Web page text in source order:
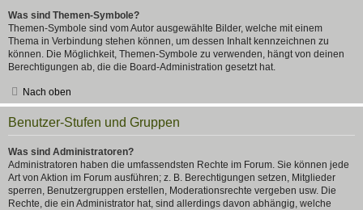
Was sind Themen-Symbole?
Themen-Symbole sind vom Autor ausgewählte Bilder, welche mit einem
Thema in Verbindung stehen können, um dessen Inhalt kennzeichnen zu
können. Die Möglichkeit, Themen-Symbole zu verwenden, hängt von deinen
Berechtigungen ab, die die Board-Administration gesetzt hat.
Nach oben
Benutzer-Stufen und Gruppen
Was sind Administratoren?
Administratoren haben die umfassendsten Rechte im Forum. Sie können jede
Art von Aktion im Forum ausführen; z. B. Berechtigungen setzen, Mitglieder
sperren, Benutzergruppen erstellen, Moderationsrechte vergeben usw. Die
Rechte, die ein Administrator hat, sind allerdings davon abhängig, welche